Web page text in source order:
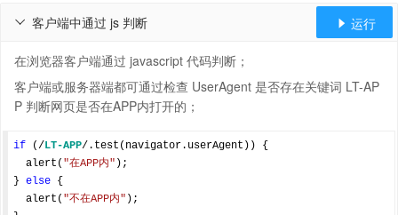
客户端中通过 js 判断
  运行
在浏览器客户端通过 javascript 代码判断；
客户端或服务器端都可通过检查 UserAgent 是否存在关键词 LT-AP
P 判断网页是否在APP内打开的；
if (/LT-APP/ .test(navigator.userAgent)) {
  alert(
"在APP内" );
} else {
  alert(
"不在APP内" );